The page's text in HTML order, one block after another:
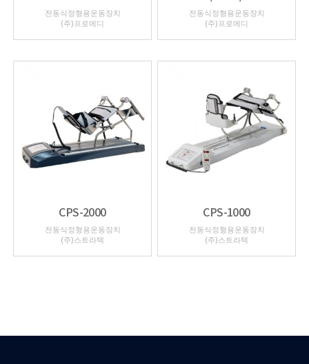
전동식정형용운동장치
(주)프로메디
전동식정형용운동장치
(주)프로메디
CPS-2000
전동식정형용운동장치
(주)스트라텍
CPS-1000
전동식정형용운동장치
(주)스트라텍